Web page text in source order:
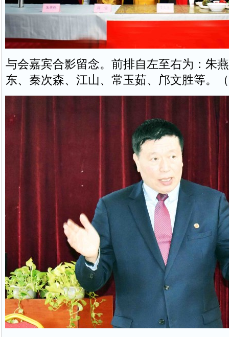
与会嘉宾合影留念。前排自左至右为：朱
东、秦次森、江山、常玉茹、邝文胜等。